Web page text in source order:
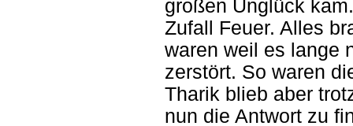
großen Unglück
Zufall Feuer. Alles
waren weil es lange
zerstört. So waren
Tharik blieb aber
nun die Antwort zu